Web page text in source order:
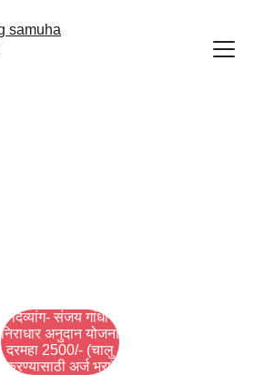
दिव्यांग- संजय गांधी
निराधार अनुदान योजना
दरमहा 2500/- (चालु
करण्यासाठी अर्ज भरा)